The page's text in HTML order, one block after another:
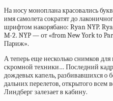
На носу моноплана красовались
имя самолета сократят до
шрифтом накорябано: Ryan NYP.
M-2. NYP — от «from New York to
Париж».
А теперь еще несколько снимков
скромной техники… Последний
дождевых капель, разбивавшихся о
дальних перелетов, открытого всем
Линдберг залезает в кабину.